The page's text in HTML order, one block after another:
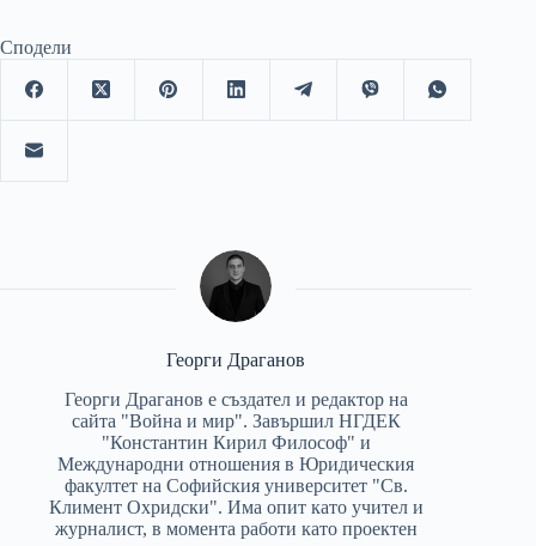
Сподели
Георги Драганов
Георги Драганов е създател и редактор на
сайта "Война и мир". Завършил НГДЕК
"Константин Кирил Философ" и
Международни отношения в Юридическия
факултет на Софийския университет "Св.
Климент Охридски". Има опит като учител и
журналист, в момента работи като проектен